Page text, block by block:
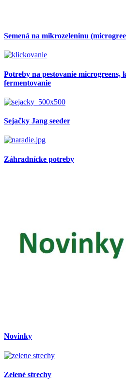
Semená na mikrozeleninu
Potreby na pestovanie microgreens,
fermentovanie
Sejačky Jang seeder
Záhradnícke potreby
Novinky
Zelené strechy